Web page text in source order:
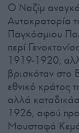
Ο Ναζίμ
Αυτοκρατορία
Παγκόσμιου
περί
1919-1920,
βρισκόταν στο
εθνικό κράτος
αλλά
1926, αφού
Μουσταφά